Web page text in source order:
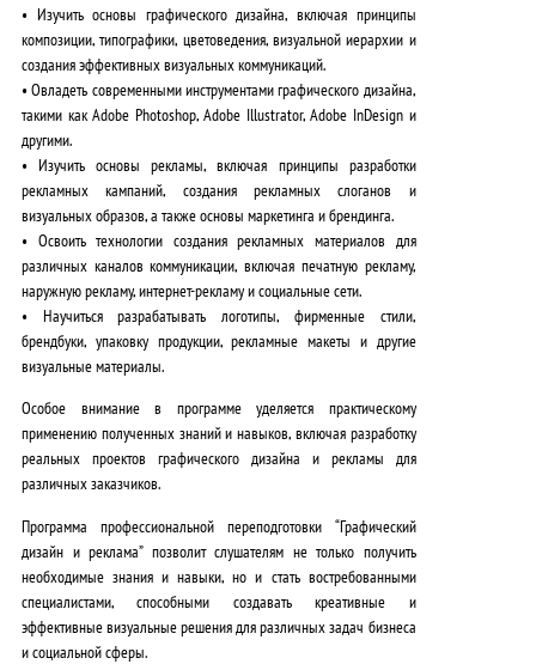
• Изучить основы графического дизайна, включая принципы
композиции, типографики, цветоведения, визуальной иерархии и
создания эффективных визуальных коммуникаций.
•Овладеть современными инструментамиграфического дизайна,
такими как Adobe Photoshop, Adobe Illustrator, Adobe InDesign и
другими.
•Изучить основы рекламы, включая принципы разработки
рекламных кампаний, создания рекламных слоганов и
визуальных образов, а также основы маркетинга и брендинга.
• Освоить технологии создания рекламных материалов для
различных каналов коммуникации, включая печатную рекламу,
наружную рекламу, интернет-рекламу и социальные сети.
• Научиться разрабатывать логотипы, фирменные стили,
брендбуки, упаковку продукции, рекламные макеты и другие
визуальные материалы.
Особое внимание в программе уделяется практическому
применению полученных знаний и навыков, включая разработку
реальных проектов графического дизайна и рекламы для
различных заказчиков.
Программа профессиональной переподготовки “Графический
дизайн и реклама” позволит слушателям не только получить
необходимые знания и навыки, но и стать востребованными
специалистами, способными создавать креативные и
эффективные визуальные решения для различных задач бизнеса
и социальной сферы.